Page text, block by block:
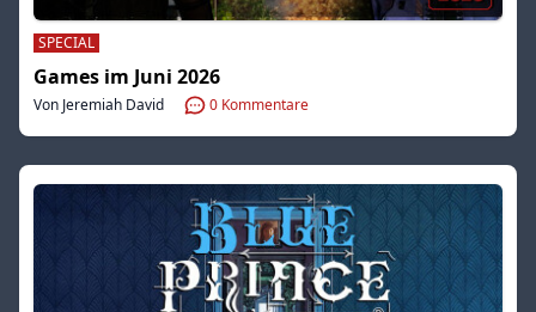
SPECIAL
Games im Juni 2026
Von Jeremiah David 0 Kommentare